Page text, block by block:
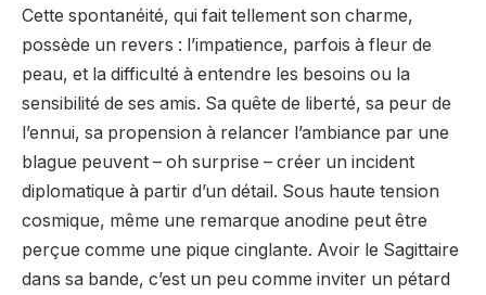
Cette spontanéité, qui fait tellement son charme,
possède un revers : l’impatience, parfois à fleur de
peau, et la difficulté à entendre les besoins ou la
sensibilité de ses amis. Sa quête de liberté, sa peur de
l’ennui, sa propension à relancer l’ambiance par une
blague peuvent – oh surprise – créer un incident
diplomatique à partir d’un détail. Sous haute tension
cosmique, même une remarque anodine peut être
perçue comme une pique cinglante. Avoir le Sagittaire
dans sa bande, c’est un peu comme inviter un pétard